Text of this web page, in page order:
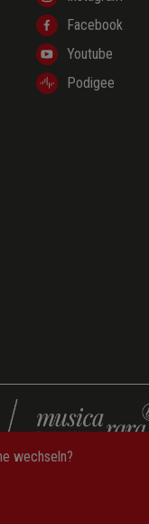
Facebook
Youtube
Podigee
wechseln?